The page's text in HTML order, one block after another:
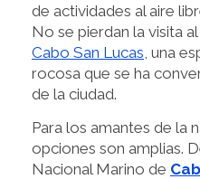
de actividades al aire
No se pierdan la visita
Cabo San Lucas , una
rocosa que se ha
de la ciudad.
Para los amantes de la
opciones son amplias.
Nacional Marino de